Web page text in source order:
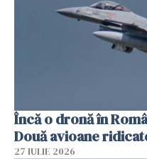
Încă o dronă în
Două avioane
27 IULIE 2026